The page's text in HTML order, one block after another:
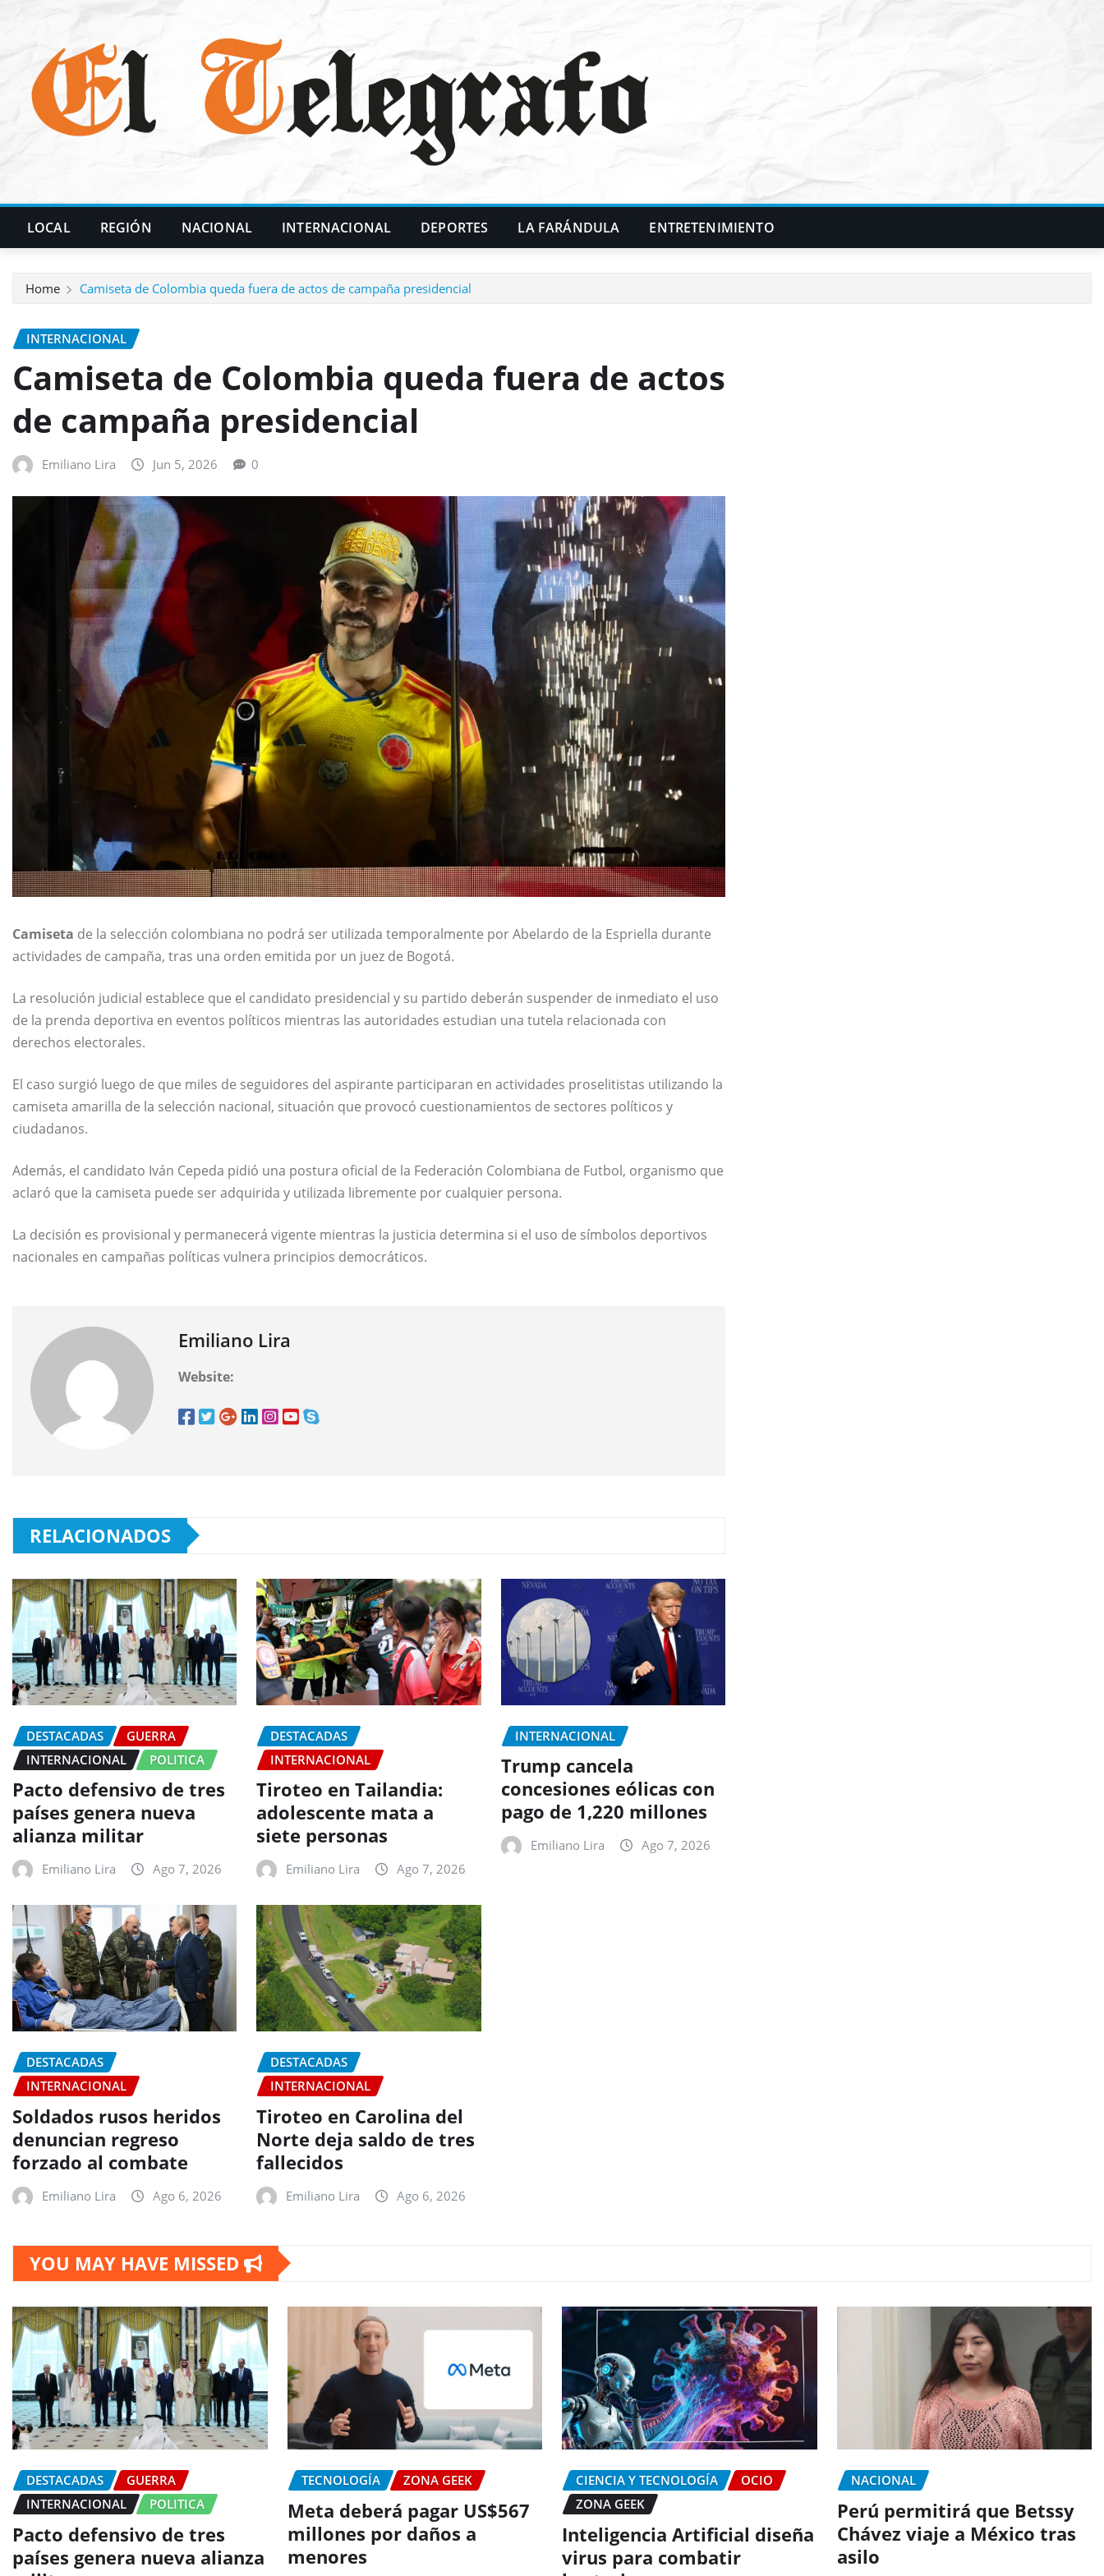
LOCAL REGIÓN NACIONAL INTERNACIONAL DEPORTES LA FARÁNDULA ENTRETENIMIENTO
Home Camiseta de Colombia queda fuera de actos de campaña presidencial
INTERNACIONAL
Camiseta de Colombia queda fuera de actos
de campaña presidencial
Emiliano Lira Jun 5, 2026 0
Camiseta de la selección colombiana no podrá ser utilizada temporalmente por Abelardo de la Espriella durante
actividades de campaña, tras una orden emitida por un juez de Bogotá.
La resolución judicial establece que el candidato presidencial y su partido deberán suspender de inmediato el uso
de la prenda deportiva en eventos políticos mientras las autoridades estudian una tutela relacionada con
derechos electorales.
El caso surgió luego de que miles de seguidores del aspirante participaran en actividades proselitistas utilizando la
camiseta amarilla de la selección nacional, situación que provocó cuestionamientos de sectores políticos y
ciudadanos.
Además, el candidato Iván Cepeda pidió una postura oficial de la Federación Colombiana de Futbol, organismo que
aclaró que la camiseta puede ser adquirida y utilizada libremente por cualquier persona.
La decisión es provisional y permanecerá vigente mientras la justicia determina si el uso de símbolos deportivos
nacionales en campañas políticas vulnera principios democráticos.
Emiliano Lira
Website:
RELACIONADOS
DESTACADAS
GUERRA
INTERNACIONAL
POLITICA
Pacto defensivo de tres
países genera nueva
alianza militar
Emiliano Lira Ago 7, 2026
DESTACADAS
INTERNACIONAL
Tiroteo en Tailandia:
adolescente mata a
siete personas
Emiliano Lira Ago 7, 2026
INTERNACIONAL
Trump cancela
concesiones eólicas con
pago de 1,220 millones
Emiliano Lira Ago 7, 2026
DESTACADAS
INTERNACIONAL
Soldados rusos heridos
denuncian regreso
forzado al combate
Emiliano Lira Ago 6, 2026
DESTACADAS
INTERNACIONAL
Tiroteo en Carolina del
Norte deja saldo de tres
fallecidos
Emiliano Lira Ago 6, 2026
YOU MAY HAVE MISSED
DESTACADAS
GUERRA
INTERNACIONAL
POLITICA
Pacto defensivo de tres
países genera nueva alianza
TECNOLOGÍA ZONA GEEK
Meta deberá pagar US$567
millones por daños a
menores
CIENCIA Y TECNOLOGÍA
OCIO
ZONA GEEK
Inteligencia Artificial diseña
virus para combatir
NACIONAL
Perú permitirá que Betssy
Chávez viaje a México tras
asilo